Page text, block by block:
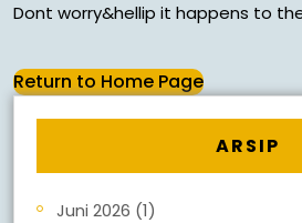
Dont worry&hellip it happens to
Return to Home Page
ARSIP
Juni 2026 (1)